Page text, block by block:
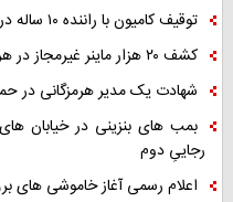
توقیف کامیون با راننده ۱۰ ساله در هرمزگان
کشف ۲۰ هزار ماینر غیرمجاز در هرمزگان
شهادت یک مدیر هرمزگانی در
بمب های بنزینی در خیابان
رجاییِ دوم
اعلام رسمی آغاز خاموشی های